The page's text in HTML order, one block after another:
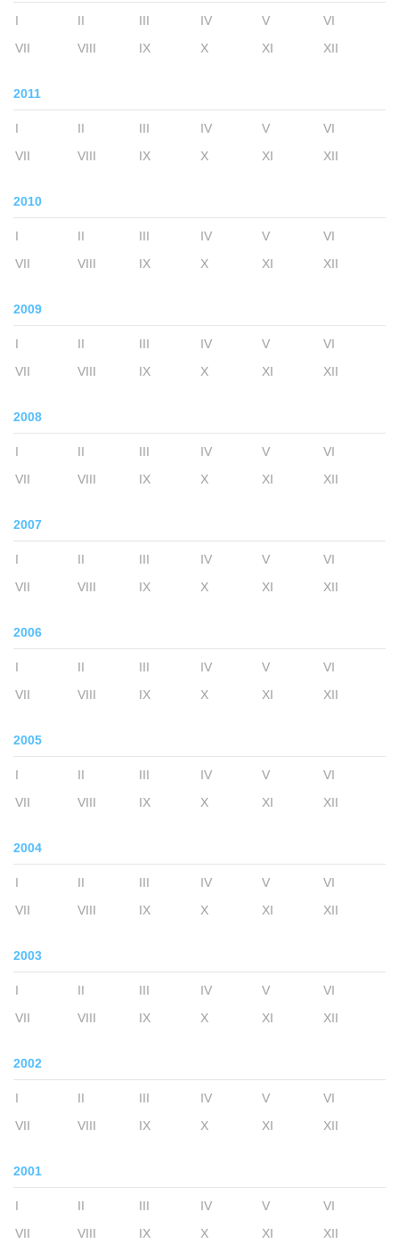
I II III IV V
VI
VII
VIII IX X XI XII
2011
I II III IV V
VI
VII
VIII IX X XI XII
2010
I II III IV V
VI
VII
VIII IX X XI XII
2009
I II III IV V
VI
VII
VIII IX X XI XII
2008
I II III IV V
VI
VII
VIII IX X XI XII
2007
I II III IV V
VI
VII
VIII IX X XI XII
2006
I II III IV V
VI
VII
VIII IX X XI XII
2005
I II III IV V
VI
VII
VIII IX X XI XII
2004
I II III IV V
VI
VII
VIII IX X XI XII
2003
I II III IV V
VI
VII
VIII IX X XI XII
2002
I II III IV V
VI
VII
VIII IX X XI XII
2001
I II III IV V
VI
VII
VIII IX X XI XII